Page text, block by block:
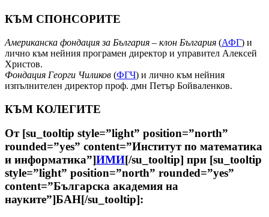
КЪМ СПОНСОРИТЕ
Американска фондация за България – клон България (АФГ) и
лично към нейния програмен директор и управител Алексей
Христов.
Фондация Георги Чиликов (ФГЧ) и лично към нейния
изпълнителен директор проф. дмн Петър Бойваленков.
КЪМ КОЛЕГИТЕ
От [su_tooltip style=”light” position=”north”
rounded=”yes” content=”Институт по математика
и информатика”]ИМИ[/su_tooltip] при [su_tooltip
style=”light” position=”north” rounded=”yes”
content=”Българска академия на
науките”]БАН[/su_tooltip]: